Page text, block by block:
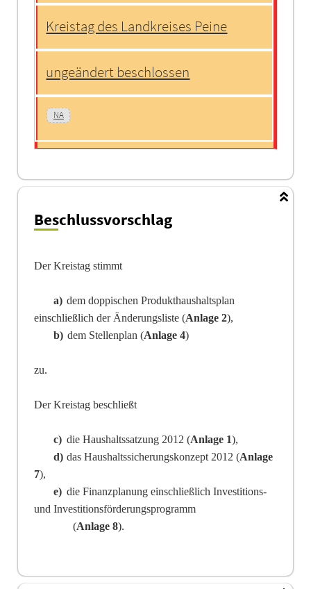
Kreistag des Landkreises Peine
ungeändert beschlossen
NA
Beschlussvorschlag
Der Kreistag stimmt
a) dem doppischen Produkthaushaltsplan
einschließlich der Änderungsliste (Anlage 2),
b) dem Stellenplan (Anlage 4)
zu.
Der Kreistag beschließt
c) die Haushaltssatzung 2012 (Anlage 1),
d) das Haushaltssicherungskonzept 2012 (Anlage
7),
e) die Finanzplanung einschließlich Investitions-
und Investitionsförderungsprogramm
(Anlage 8).